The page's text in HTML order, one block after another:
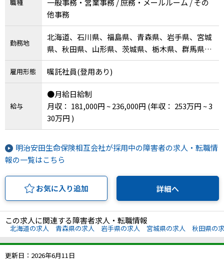
職種
一般事務・営業事務 / 庶務・メールルーム / その
他事務
勤務地
北海道、石川県、福島県、青森県、岩手県、宮城
県、秋田県、山形県、茨城県、栃木県、群馬県、
三重県、山梨県、新潟県、富山県、福井県、長野
県、静岡県、埼玉県、千葉県、東京都、神奈川
県、岐阜県、愛知県、滋賀県、京都府、大阪府、
兵庫県、奈良県、和歌山県、島根県、鳥取県、岡
山県、広島県、山口県、徳島県、香川県、愛媛
県、高知県、福岡県、佐賀県、長崎県、熊本県、
大分県、宮崎県、鹿児島県、沖縄県
雇用形態 嘱託社員(登用あり)
給与
●月給日給制
月収： 181,000円 ~ 236,000円 (年収： 253万円 ~ 3
30万円 )
明治安田生命保険相互会社が採用中の障害者の求人・転職情
報の一覧はこちら
お気に入り追加 詳細へ
この求人に関連する障害者求人・転職情報
北海道の求人 青森県の求人 岩手県の求人 宮城県の求人 秋田県の
更新日：2026年6月11日